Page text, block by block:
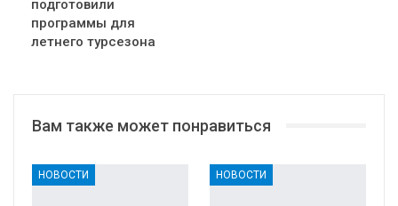
подготовили
программы для
летнего турсезона
Вам также может понравиться
НОВОСТИ НОВОСТИ